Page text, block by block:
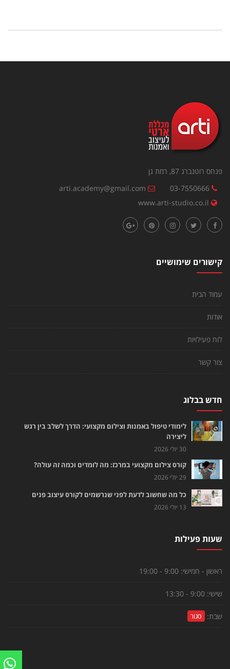
פנחס רוטנברג 87, רמת גן
03-7550666
arti.academy@gmail.com
www.arti-studio.co.il
קישורים שימושיים
עמוד הבית
אודות
לוח פעילויות
צור קשר
חדש בבלוג
לימודי טיפול באמנות וצילום מקצועי: הדרך לשלב בין רגש
ליצירה
30 יולי 2026
קורס צילום מקצועי במרכז: מה לומדים וכמה זה עולה?
29 יולי 2026
כל מה שחשוב לדעת לפני שנרשמים לקורס עיצוב פנים
13 יולי 2026
שעות פעילות
ראשון - חמישי: 9:00 - 19:00
שישי: 9:00 - 13:30
שבת: סגור